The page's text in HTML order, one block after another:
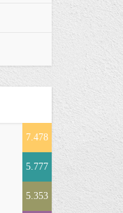
7.478
5.777
5.353